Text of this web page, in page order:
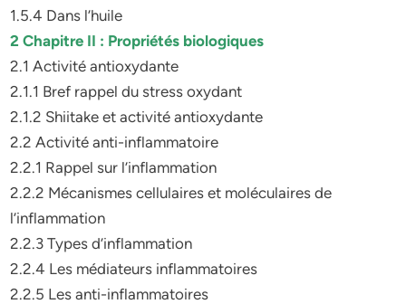
1.5.4 Dans l’huile
2 Chapitre II : Propriétés biologiques
2.1 Activité antioxydante
2.1.1 Bref rappel du stress oxydant
2.1.2 Shiitake et activité antioxydante
2.2 Activité anti-inflammatoire
2.2.1 Rappel sur l’inflammation
2.2.2 Mécanismes cellulaires et moléculaires de
l’inflammation
2.2.3 Types d’inflammation
2.2.4 Les médiateurs inflammatoires
2.2.5 Les anti-inflammatoires